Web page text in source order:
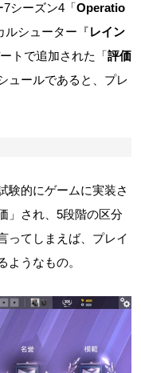
シーズン4「Operatio
ルシューター『レイン
トで追加された「評価
ュールであると、プレ
験的にゲームに実装さ
」され、5段階の区分
ってしまえば、プレイ
ようなもの。